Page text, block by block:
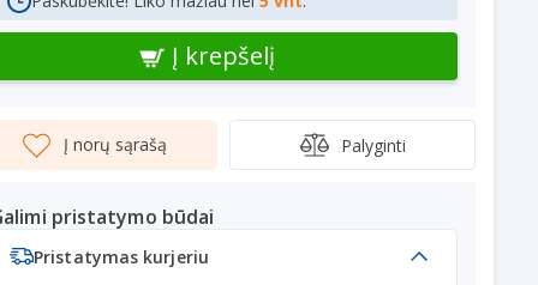
Į krepšelį
Į norų sąrašą Palyginti
pristatymo būdai
Pristatymas kurjeriu